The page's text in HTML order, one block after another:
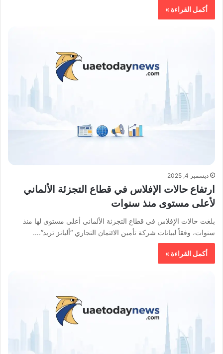
أكمل القراءة »
ديسمبر 4, 2025
ارتفاع حالات الإفلاس في قطاع التجزئة الألماني
لأعلى مستوى منذ سنوات
بلغت حالات الإفلاس في قطاع التجزئة الألماني أعلى مستوى لها منذ
سنوات، وفقاً لبيانات شركة تأمين الائتمان التجاري “أليانز تريد”.…
أكمل القراءة »